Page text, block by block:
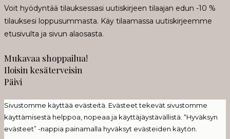
Voit hyödyntää tilauksessasi uutiskirjeen tilaajan edun -10 %
tilauksesi loppusummasta. Käy tilaamassa uutiskirjeemme
etusivulta ja sivun alaosasta.
Mukavaa shoppailua!
Iloisin kesäterveisin
Päivi
Sivustomme käyttää evästeitä. Evästeet tekevät sivustomme
käyttämisestä helppoa, nopeaa ja käyttäjäystävällistä. “Hyväksyn
evästeet” -nappia painamalla hyväksyt evästeiden käytön.